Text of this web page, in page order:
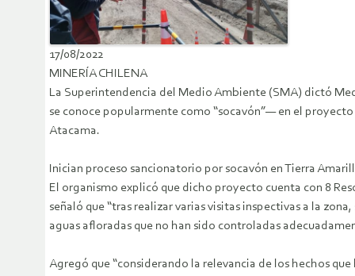
17/08/2022
MINERÍA CHILENA
La Superintendencia del Medio Ambiente (SMA) dictó
se conoce popularmente como “socavón”— en el
Atacama.
Inician proceso sancionatorio por socavón en Tierra
El organismo explicó que dicho proyecto cuenta con 8
señaló que “tras realizar varias visitas inspectivas a la
aguas afloradas que no han sido controladas
Agregó que “considerando la relevancia de los hechos